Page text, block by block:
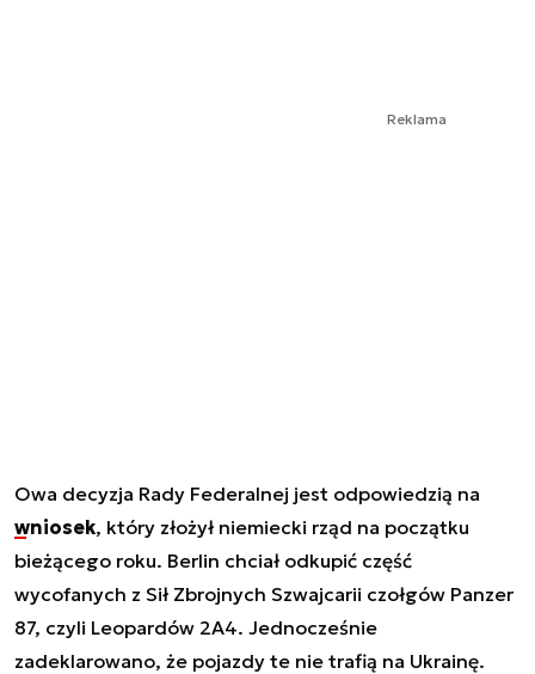
Reklama
Owa decyzja Rady Federalnej jest odpowiedzią na
wniosek, który złożył niemiecki rząd na początku
bieżącego roku. Berlin chciał odkupić część
wycofanych z Sił Zbrojnych Szwajcarii czołgów Panzer
87, czyli Leopardów 2A4. Jednocześnie
zadeklarowano, że pojazdy te nie trafią na Ukrainę.